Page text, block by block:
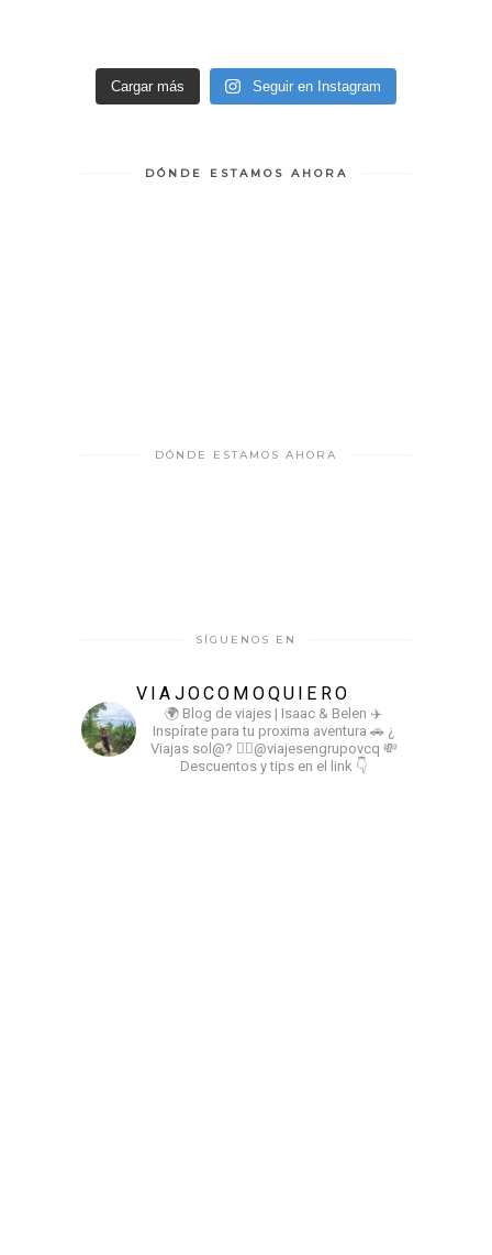
Cargar más Seguir en Instagram
DÓNDE ESTAMOS AHORA
DÓNDE ESTAMOS AHORA
SÍGUENOS EN
VIAJOCOMOQUIERO
🌍 Blog de viajes | Isaac & Belen ✈️
Inspírate para tu proxima aventura 🚗 ¿
Viajas sol@? 👉🏻@viajesengrupovcq 💸
Descuentos y tips en el link 👇